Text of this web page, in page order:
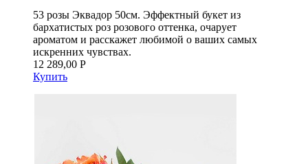
53 розы Эквадор 50см. Эффектный букет из
бархатистых роз розового оттенка, очарует
ароматом и расскажет любимой о ваших самых
искренних чувствах.
12 289,00 Р
Купить